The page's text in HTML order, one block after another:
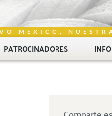
MÉXICO,
PATROCINADORES